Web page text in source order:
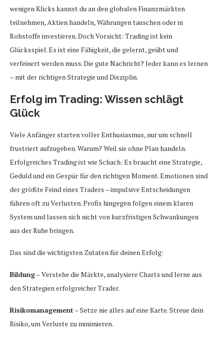
wenigen Klicks kannst du an den globalen Finanzmärkten
teilnehmen, Aktien handeln, Währungen tauschen oder in
Rohstoffe investieren. Doch Vorsicht: Trading ist kein
Glücksspiel. Es ist eine Fähigkeit, die gelernt, geübt und
verfeinert werden muss. Die gute Nachricht? Jeder kann es lernen
– mit der richtigen Strategie und Disziplin.
Erfolg im Trading: Wissen schlägt
Glück
Viele Anfänger starten voller Enthusiasmus, nur um schnell
frustriert aufzugeben. Warum? Weil sie ohne Plan handeln.
Erfolgreiches Trading ist wie Schach: Es braucht eine Strategie,
Geduld und ein Gespür für den richtigen Moment. Emotionen sind
der größte Feind eines Traders – impulsive Entscheidungen
führen oft zu Verlusten. Profis hingegen folgen einem klaren
System und lassen sich nicht von kurzfristigen Schwankungen
aus der Ruhe bringen.
Das sind die wichtigsten Zutaten für deinen Erfolg:
Bildung– Verstehe die Märkte, analysiere Charts und lerne aus
den Strategien erfolgreicher Trader.
Risikomanagement – Setze nie alles auf eine Karte. Streue dein
Risiko, um Verluste zu minimieren.